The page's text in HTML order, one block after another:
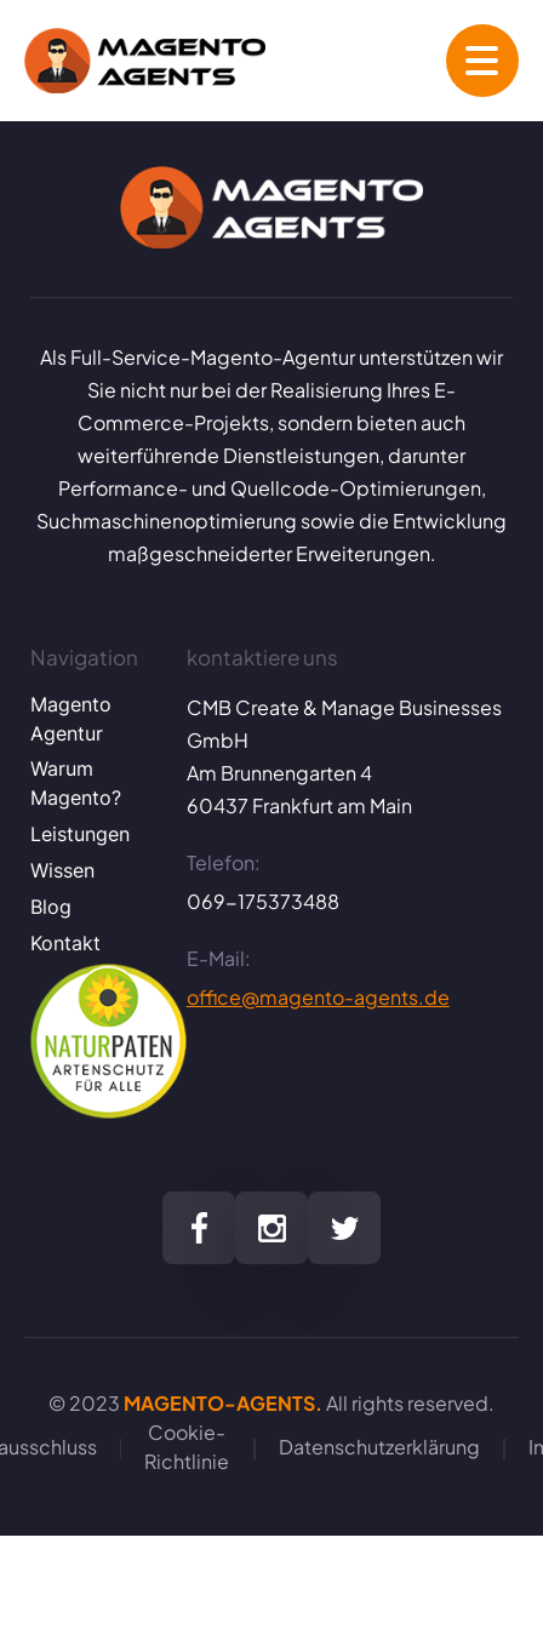
Als Full-Service-Magento-Agentur unterstützen wir
Sie nicht nur bei der Realisierung Ihres E-
Commerce-Projekts, sondern bieten auch
weiterführende Dienstleistungen, darunter
Performance- und Quellcode-Optimierungen,
Suchmaschinenoptimierung sowie die Entwicklung
maßgeschneiderter Erweiterungen.
Navigation
Magento
Agentur
Warum
Magento?
Leistungen
Wissen
Blog
Kontakt
kontaktiere uns
CMB Create & Manage Businesses
GmbH
Am Brunnengarten 4
60437 Frankfurt am Main
Telefon:
069-175373488
E-Mail:
office@magento-agents.de
© 2023 MAGENTO-AGENTS. All rights reserved.
Cookie-
Richtlinie
Datenschutzerklärung